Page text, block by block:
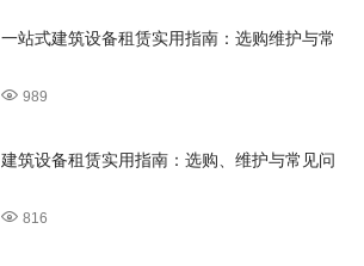
一站式建筑设备租赁实用指南：选购维护与常
989
建筑设备租赁实用指南：选购、维护与常见问
816